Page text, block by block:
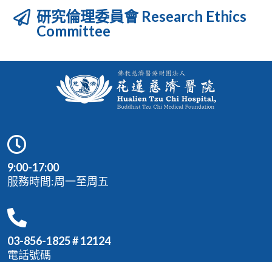
研究倫理委員會 Research Ethics
Committee
9:00-17:00
服務時間:周一至周五
03-856-1825 # 12124
電話號碼